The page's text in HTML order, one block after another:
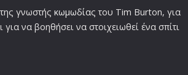
γνωστής κωμωδίας του Tim Burton, για
για να βοηθήσει να στοιχειωθεί ένα σπίτι